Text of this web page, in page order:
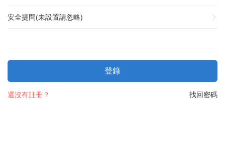
安全提問(未設置請忽略)
登錄
找回密碼
還沒有註冊？